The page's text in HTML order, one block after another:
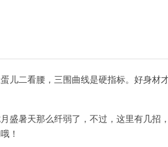
二看腰，三围曲线是硬指标。好身材
暑天那么纤弱了，不过，这里有几招
！